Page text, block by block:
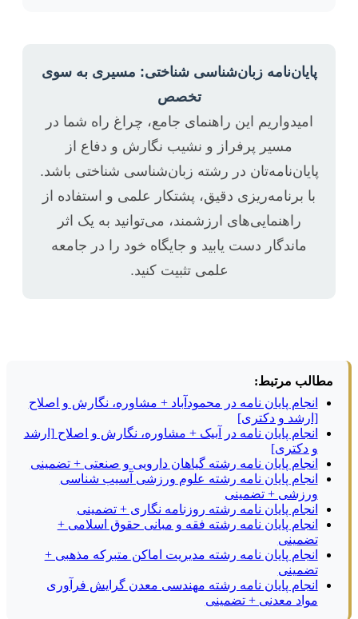
پایان‌نامه زبان‌شناسی شناختی: مسیری به سوی
تخصص
امیدواریم این راهنمای جامع، چراغ راه شما در
مسیر پرفراز و نشیب نگارش و دفاع از
پایان‌نامه‌تان در رشته زبان‌شناسی شناختی باشد.
با برنامه‌ریزی دقیق، پشتکار علمی و استفاده از
راهنمایی‌های ارزشمند، می‌توانید به یک اثر
ماندگار دست یابید و جایگاه خود را در جامعه
علمی تثبیت کنید.
مطالب مرتبط:
انجام پایان نامه در محمودآباد + مشاوره، نگارش و اصلاح
[ارشد و دکتری]
انجام پایان نامه در آبیک + مشاوره، نگارش و اصلاح [ارشد
و دکتری]
انجام پایان نامه رشته گیاهان دارویی و صنعتی + تضمینی
انجام پایان نامه رشته علوم ورزشی آسیب شناسی
ورزشی + تضمینی
انجام پایان نامه رشته روزنامه نگاری + تضمینی
انجام پایان نامه رشته فقه و مبانی حقوق اسلامی +
تضمینی
انجام پایان نامه رشته مدیریت اماکن متبرکه مذهبی +
تضمینی
انجام پایان نامه رشته مهندسی معدن گرایش فرآوری
مواد معدنی + تضمینی